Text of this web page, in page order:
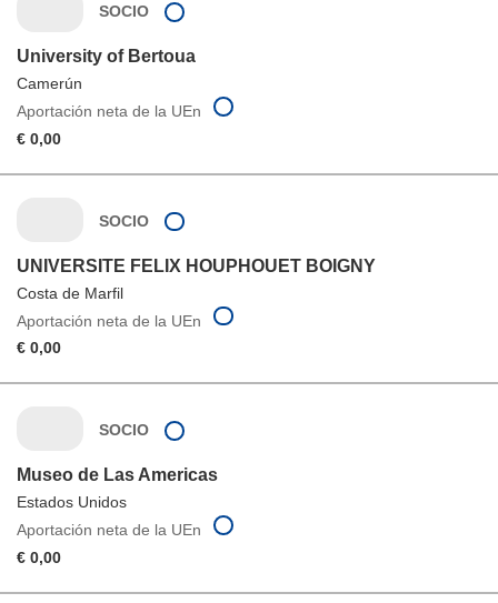
SOCIO
University of Bertoua
Camerún
Aportación neta de la UEn
€ 0,00
SOCIO
UNIVERSITE FELIX HOUPHOUET BOIGNY
Costa de Marfil
Aportación neta de la UEn
€ 0,00
SOCIO
Museo de Las Americas
Estados Unidos
Aportación neta de la UEn
€ 0,00